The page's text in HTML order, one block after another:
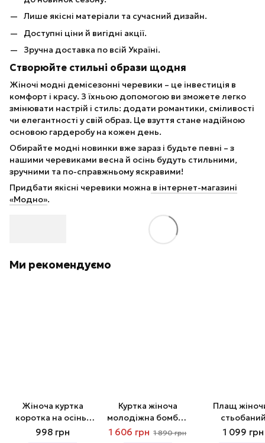
Лише якісні матеріали та сучасний дизайн.
Доступні ціни й вигідні акції.
Зручна доставка по всій Україні.
Створюйте стильні образи щодня
Жіночі модні демісезонні черевики – це інвестиція в
комфорт і красу. З їхньою допомогою ви зможете легко
змінювати настрій і стиль: додати романтики, сміливості
чи елегантності у свій образ. Це взуття стане надійною
основою гардеробу на кожен день.
Обирайте модні новинки вже зараз і будьте певні – з
нашими черевиками весна й осінь будуть стильними,
зручними та по-справжньому яскравими!
Придбати якісні черевики можна в інтернет-магазині
«Модно».
Ми рекомендуємо
Жіноча куртка
коротка на осінь-
зиму Модно 61025
998 грн
Куртка жіноча
молодіжна бомбер
шкіряний 180324
1 606 грн 1 890 грн
Плащ
1 099 грн